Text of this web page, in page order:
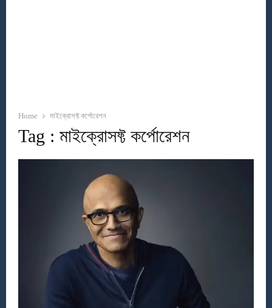
Home মাইক্রোসফ্ট কর্পোরেশন
Tag : মাইক্রোসফ্ট কর্পোরেশন